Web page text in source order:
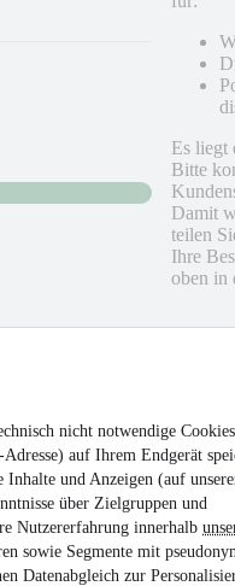
nicht notwendige
auf Ihrem Endgerät
und Anzeigen (auf
über Zielgruppen und
Nutzererfahrung innerhalb
sowie Segmente mit
Datenabgleich zur
Es liegt
Bitte
Damit
teilen
Ihre
oben in